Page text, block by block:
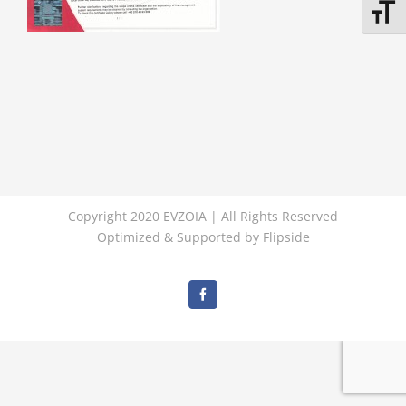
Copyright 2020 EVZOIA | All Rights Reserved
Optimized & Supported by Flipside
Facebook